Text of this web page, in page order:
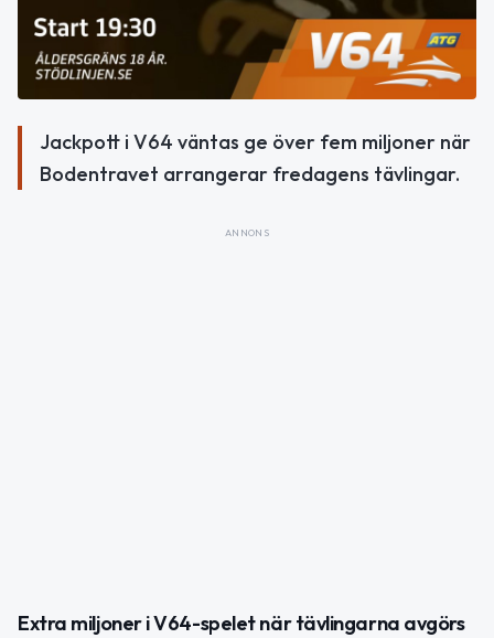
Jackpott i V64 väntas ge över fem miljoner när
Bodentravet arrangerar fredagens tävlingar.
ANNONS
Extra miljoner i V64-spelet när tävlingarna avgörs